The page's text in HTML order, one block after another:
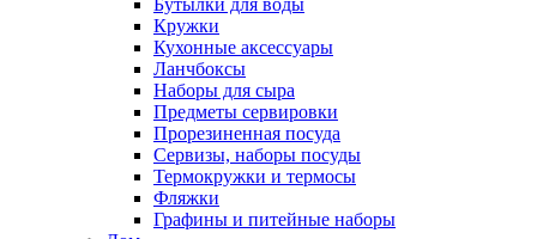
Бутылки для воды
Кружки
Кухонные аксессуары
Ланчбоксы
Наборы для сыра
Предметы сервировки
Прорезиненная посуда
Сервизы, наборы посуды
Термокружки и термосы
Фляжки
Графины и питейные наборы